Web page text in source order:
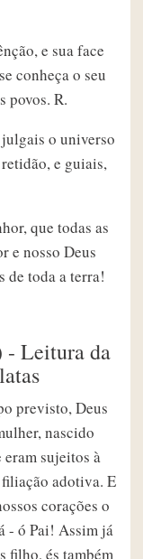
e sua face
conheça o seu
povos. R.
o universo
e guiais,
que todas as
e nosso Deus
de toda a terra!
- Leitura da
previsto, Deus
nascido
sujeitos à
adotiva. E
corações o
- ó Pai! Assim já
filho, és também